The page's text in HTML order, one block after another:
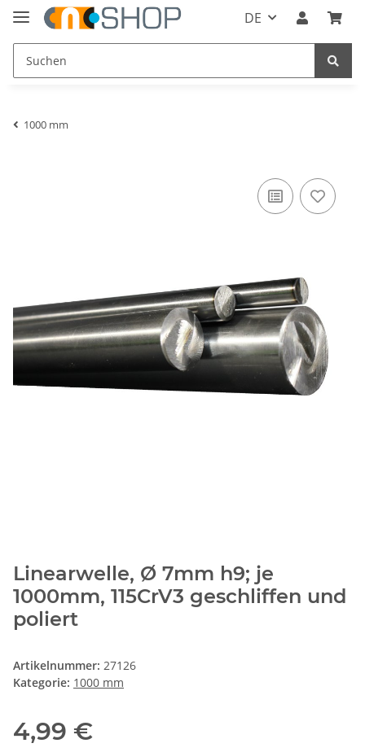
DE
1000 mm
Linearwelle, Ø 7mm h9; je
1000mm, 115CrV3 geschliffen und
poliert
Artikelnummer: 27126
Kategorie: 1000 mm
4,99 €